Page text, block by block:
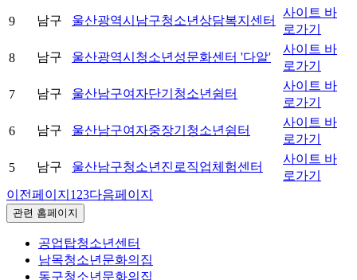
9 남구 울산광역시남구청소년상담복지센터
사이트 바
로가기
8 남구 울산광역시청소년성문화센터 '다알'
사이트 바
로가기
7 남구 울산남구여자단기청소년쉼터
사이트 바
로가기
6 남구 울산남구여자중장기청소년쉼터
사이트 바
로가기
5 남구 울산남구청소년진로직업체험센터
사이트 바
로가기
이전페이지 1 23다음페이지
관련 홈페이지
공업탑청소년센터
남목청소년문화의집
동구청소년문화의집